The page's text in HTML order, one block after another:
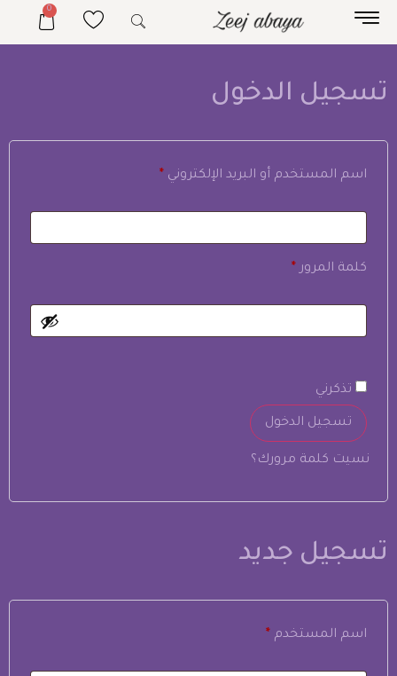
0
تسجيل الدخول
اسم المستخدم أو البريد الإلكتروني *
كلمة المرور *
تذكرني
تسجيل الدخول
نسيت كلمة مرورك؟
تسجيل جديد
اسم المستخدم *